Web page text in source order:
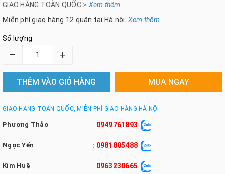
GIAO HÀNG TOÀN QUỐC > Xem thêm
Miễn phí giao hàng 12 quận tại Hà nội Xem thêm
Số lượng
– +
THÊM VÀO GIỎ HÀNG MUA NGAY
GIAO HÀNG TOÀN QUỐC, MIỄN PHÍ GIAO HÀNG HÀ NỘI
Phương Thảo : 0949761893
Ngọc Yến : 0981805488
Kim Huệ : 0963230665